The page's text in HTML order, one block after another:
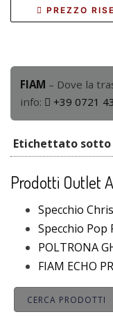
PREZZO
FIAM – Dove la
info:
+39 0721
Etichettato sotto
Prodotti Outlet
Specchio
Specchio
POLTRONA
FIAM ECHO